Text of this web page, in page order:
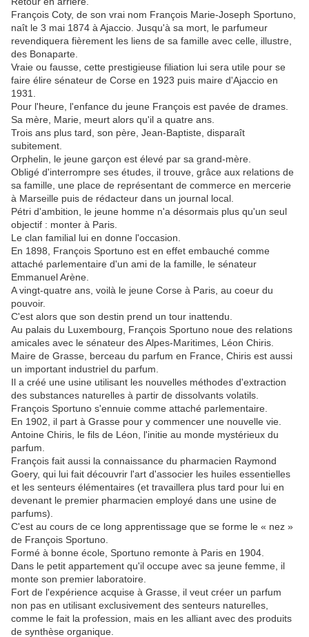
François Coty, de son vrai nom François Marie-Joseph Sportuno,
naît le 3 mai 1874 à Ajaccio. Jusqu'à sa mort, le parfumeur
revendiquera fièrement les liens de sa famille avec celle, illustre,
des Bonaparte.
Vraie ou fausse, cette prestigieuse filiation lui sera utile pour se
faire élire sénateur de Corse en 1923 puis maire d'Ajaccio en
1931.
Pour l'heure, l'enfance du jeune François est pavée de drames.
Sa mère, Marie, meurt alors qu'il a quatre ans.
Trois ans plus tard, son père, Jean-Baptiste, disparaît
subitement.
Orphelin, le jeune garçon est élevé par sa grand-mère.
Obligé d'interrompre ses études, il trouve, grâce aux relations de
sa famille, une place de représentant de commerce en mercerie
à Marseille puis de rédacteur dans un journal local.
Pétri d'ambition, le jeune homme n'a désormais plus qu'un seul
objectif : monter à Paris.
Le clan familial lui en donne l'occasion.
En 1898, François Sportuno est en effet embauché comme
attaché parlementaire d'un ami de la famille, le sénateur
Emmanuel Arène.
A vingt-quatre ans, voilà le jeune Corse à Paris, au coeur du
pouvoir.
C'est alors que son destin prend un tour inattendu.
Au palais du Luxembourg, François Sportuno noue des relations
amicales avec le sénateur des Alpes-Maritimes, Léon Chiris.
Maire de Grasse, berceau du parfum en France, Chiris est aussi
un important industriel du parfum.
Il a créé une usine utilisant les nouvelles méthodes d'extraction
des substances naturelles à partir de dissolvants volatils.
François Sportuno s'ennuie comme attaché parlementaire.
En 1902, il part à Grasse pour y commencer une nouvelle vie.
Antoine Chiris, le fils de Léon, l'initie au monde mystérieux du
parfum.
François fait aussi la connaissance du pharmacien Raymond
Goery, qui lui fait découvrir l'art d'associer les huiles essentielles
et les senteurs élémentaires (et travaillera plus tard pour lui en
devenant le premier pharmacien employé dans une usine de
parfums).
C'est au cours de ce long apprentissage que se forme le « nez »
de François Sportuno.
Formé à bonne école, Sportuno remonte à Paris en 1904.
Dans le petit appartement qu'il occupe avec sa jeune femme, il
monte son premier laboratoire.
Fort de l'expérience acquise à Grasse, il veut créer un parfum
non pas en utilisant exclusivement des senteurs naturelles,
comme le fait la profession, mais en les alliant avec des produits
de synthèse organique.